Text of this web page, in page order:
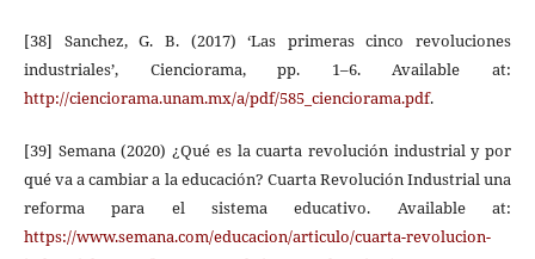
[38] Sanchez, G. B. (2017) ‘Las primeras cinco revoluciones
industriales’, Cienciorama, pp. 1–6. Available at:
http://cienciorama.unam.mx/a/pdf/585_cienciorama.pdf.
[39] Semana (2020) ¿Qué es la cuarta revolución industrial y por
qué va a cambiar a la educación? Cuarta Revolución Industrial una
reforma para el sistema educativo. Available at:
https://www.semana.com/educacion/articulo/cuarta-revolucion-